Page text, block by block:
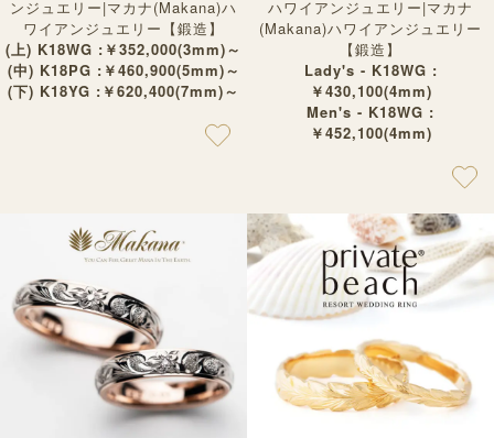
ンジュエリー|マカナ(Makana)ハ
ワイアンジュエリー【鍛造】
(上) K18WG :￥352,000(3mm)～
(中) K18PG :￥460,900(5mm)～
(下) K18YG :￥620,400(7mm)～
ハワイアンジュエリー|マカナ
(Makana)ハワイアンジュエリー
【鍛造】
Lady's - K18WG :
￥430,100(4mm)
Men's - K18WG :
￥452,100(4mm)